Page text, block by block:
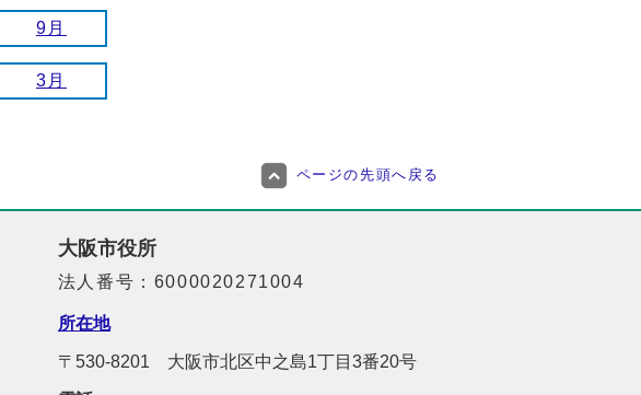
9月
3月
ページの先頭へ戻る
大阪市役所
法人番号：6000020271004
所在地
〒530-8201 大阪市北区中之島1丁目3番20号